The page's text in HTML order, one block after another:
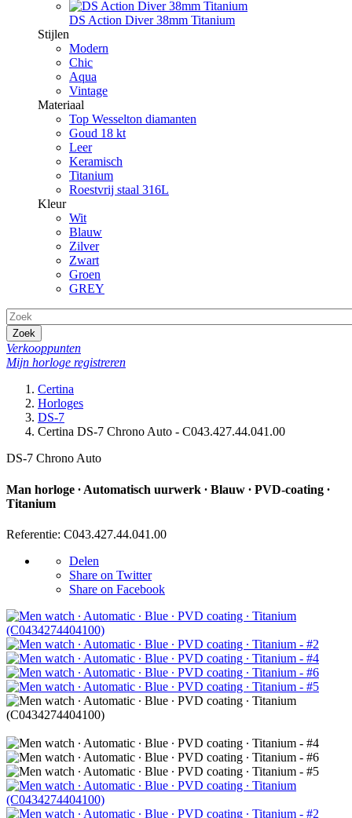
DS Action Diver 38mm Titanium
Stijlen
Modern
Chic
Aqua
Vintage
Materiaal
Top Wesselton diamanten
Goud 18 kt
Leer
Keramisch
Titanium
Roestvrij staal 316L
Kleur
Wit
Blauw
Zilver
Zwart
Groen
GREY
Zoek
Verkooppunten
Mijn horloge registreren
Certina
Horloges
DS-7
Certina DS-7 Chrono Auto - C043.427.44.041.00
DS-7 Chrono Auto
Man horloge ∙ Automatisch uurwerk ∙ Blauw ∙ PVD-coating ∙
Titanium
Referentie: C043.427.44.041.00
Delen
Share on Twitter
Share on Facebook